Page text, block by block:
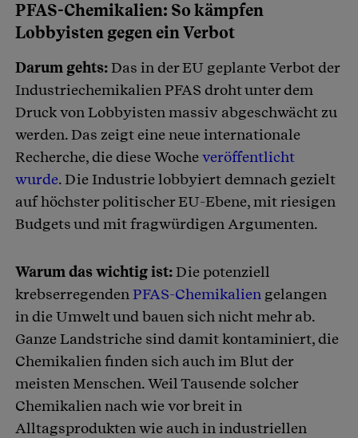
PFAS-Chemikalien: So kämpfen
Lobbyisten gegen ein Verbot
Darum gehts:Das in der EU geplante Verbot der
Industriechemikalien PFAS droht unter dem
Druck von Lobbyisten massiv abgeschwächt zu
werden. Das zeigt eine neue internationale
Recherche, die diese Wocheveröffentlicht
wurde. Die Industrie lobbyiert demnach gezielt
auf höchster politischer EU-Ebene, mit riesigen
Budgets und mit fragwürdigen Argumenten.
Warum das wichtig ist:Die potenziell
krebserregendenPFAS-Chemikalien gelangen
in die Umwelt und bauen sich nicht mehr ab.
Ganze Landstriche sind damit kontaminiert, die
Chemikalien finden sich auch im Blut der
meisten Menschen. Weil Tausende solcher
Chemikalien nach wie vor breit in
Alltagsprodukten wie auch in industriellen